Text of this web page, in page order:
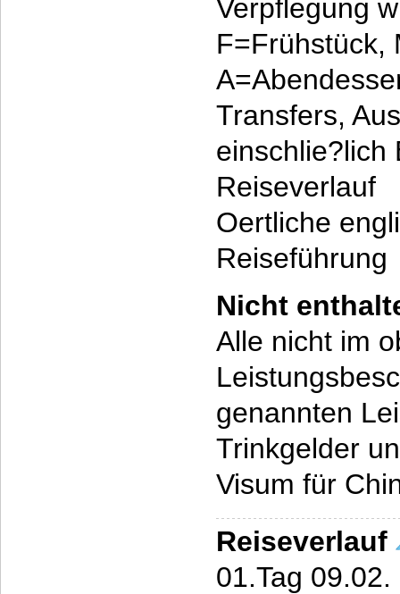
Verpflegung
F=Frühstück,
Transfers,
einschlie?lich
Reiseverlauf
Oertliche
Reiseführung
Nicht
Alle nicht im
genannten
Trinkgelder
Visum für
Reiseverlauf
01.Tag